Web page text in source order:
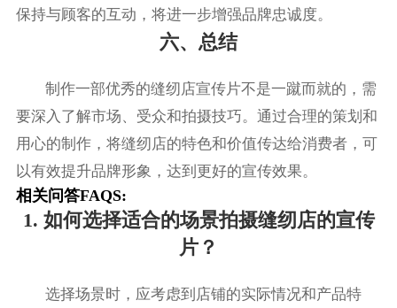
保持与顾客的互动，将进一步增强品牌忠诚度。
六、总结
制作一部优秀的缝纫店宣传片不是一蹴而就的，需
要深入了解市场、受众和拍摄技巧。通过合理的策划和
用心的制作，将缝纫店的特色和价值传达给消费者，可
以有效提升品牌形象，达到更好的宣传效果。
相关问答FAQS:
1. 如何选择适合的场景拍摄缝纫店的宣传
片？
选择场景时，应考虑到店铺的实际情况和产品特